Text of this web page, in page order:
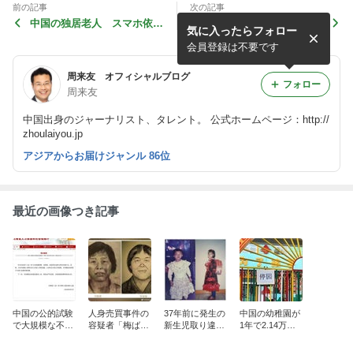
前の記事
中国の独居老人 スマホ依存
次の記事
急送する生成AIを使った詐欺
事件 中国当局がAIでAI犯罪
を取り締まり
周来友 オフィシャルブログ
周来友
中国出身のジャーナリスト、タレント。 公式ホームページ：http://
zhoulaiyou.jp
気に入ったらフォロー
会員登録は不要です
フォロー
アジアからお届けジャンル 86位
最近の画像つき記事
中国の公的試験
で大規模な不正
人身売買事件の
容疑者「梅ばあ
37年前に発生の
新生児取り違え
中国の幼稚園が
1年で2.14万園